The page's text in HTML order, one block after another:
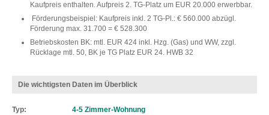
Kaufpreis enthalten. Aufpreis 2. TG-Platz um EUR 20.000 erwerbbar.
Förderungsbeispiel: Kaufpreis inkl. 2 TG-Pl.: € 560.000 abzügl.
Förderung max. 31.700 = € 528.300
Betriebskosten BK: mtl. EUR 424 inkl. Hzg. (Gas) und WW, zzgl.
Rücklage mtl. 50, BK je TG Platz EUR 24. HWB 32
Die wichtigsten Daten im Überblick
Typ
4-5 Zimmer-Wohnung